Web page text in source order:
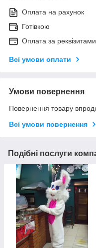
Оплата на рахунок
Готівкою
Оплата за реквізитами
Всі умови оплати
Умови повернення
Повернення товару
Всі умови повернення
Подібні послуги